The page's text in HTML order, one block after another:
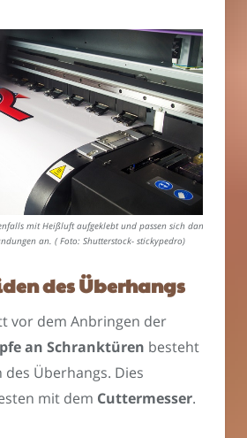
mit Heißluft aufgeklebt und passen sich dann
an. ( Foto: Shutterstock- stickypedro)
des Überhangs
vor dem Anbringen der
an Schranktüren besteht
Überhangs. Dies
mit dem Cuttermesser.